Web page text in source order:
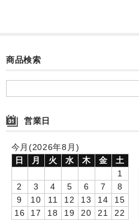
商品検索
営業日
今月(2026年8月)
日
月 火 水 木 金
土
1
2
3 4 5 6 7
8
9
10 11 12 13 14
15
16
17 18 19 20 21
22